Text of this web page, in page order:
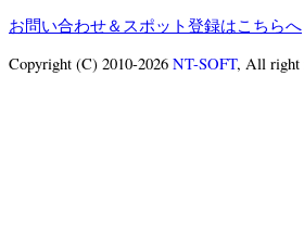
お問い合わせ＆スポット登録はこちらへ
Copyright (C) 2010-2026 NT-SOFT, All right